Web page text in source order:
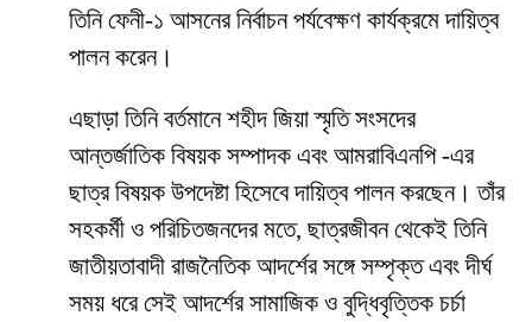
তিনি ফেনী-১ আসনের নির্বাচন পর্যবেক্ষণ কার্যক্রমে দায়িত্ব
পালন করেন।
এছাড়া তিনি বর্তমানে শহীদ জিয়া স্মৃতি সংসদের
আন্তর্জাতিক বিষয়ক সম্পাদক এবং আমরাবিএনপি -এর
ছাত্র বিষয়ক উপদেষ্টা হিসেবে দায়িত্ব পালন করছেন। তাঁর
সহকর্মী ও পরিচিতজনদের মতে, ছাত্রজীবন থেকেই তিনি
জাতীয়তাবাদী রাজনৈতিক আদর্শের সঙ্গে সম্পৃক্ত এবং দীর্ঘ
সময় ধরে সেই আদর্শের সামাজিক ও বুদ্ধিবৃত্তিক চর্চা